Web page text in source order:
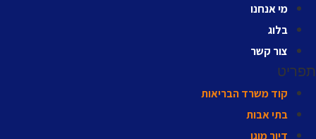
מי אנחנו
בלוג
צור קשר
תפריט
קוד משרד הבריאות
בתי אבות
דיור מוגן